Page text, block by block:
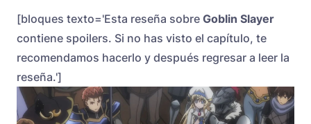
[bloques texto='Esta reseña sobre Goblin Slayer
contiene spoilers. Si no has visto el capítulo, te
recomendamos hacerlo y después regresar a leer la
reseña.']